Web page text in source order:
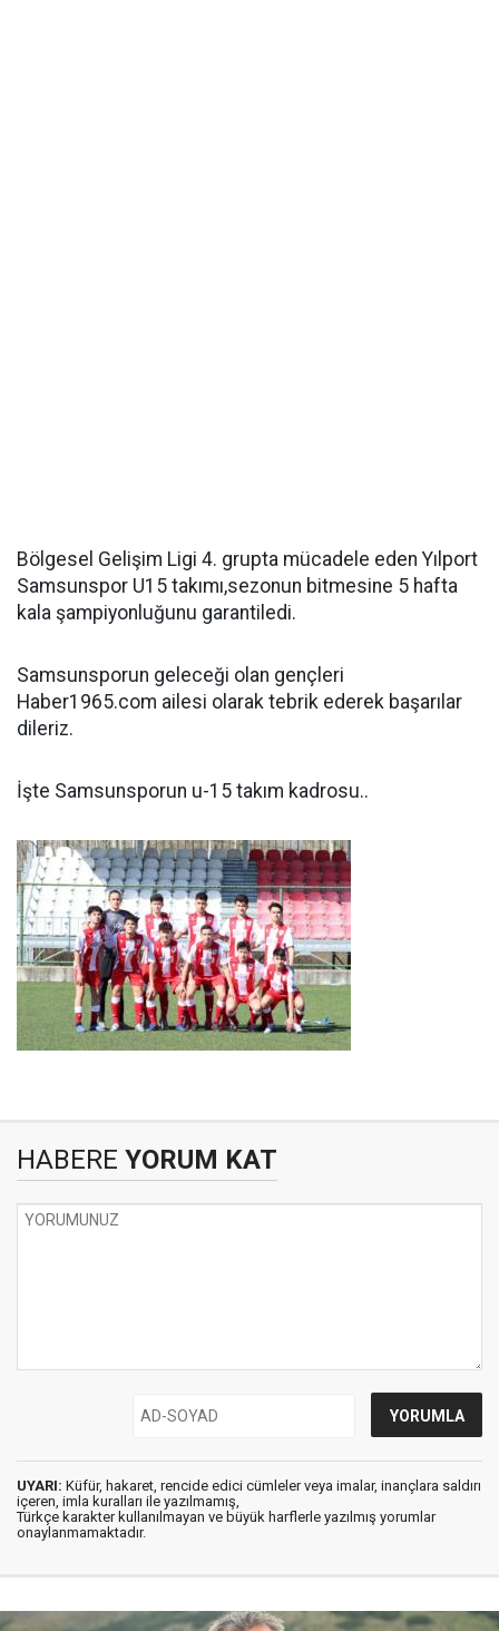
Bölgesel Gelişim Ligi 4. grupta mücadele eden Yılport
Samsunspor U15 takımı,sezonun bitmesine 5 hafta
kala şampiyonluğunu garantiledi.
Samsunsporun geleceği olan gençleri
Haber1965.com ailesi olarak tebrik ederek başarılar
dileriz.
İşte Samsunsporun u-15 takım kadrosu..
HABERE YORUM KAT
UYARI: Küfür, hakaret, rencide edici cümleler veya imalar, inançlara saldırı
içeren, imla kuralları ile yazılmamış,
Türkçe karakter kullanılmayan ve büyük harflerle yazılmış yorumlar
onaylanmamaktadır.